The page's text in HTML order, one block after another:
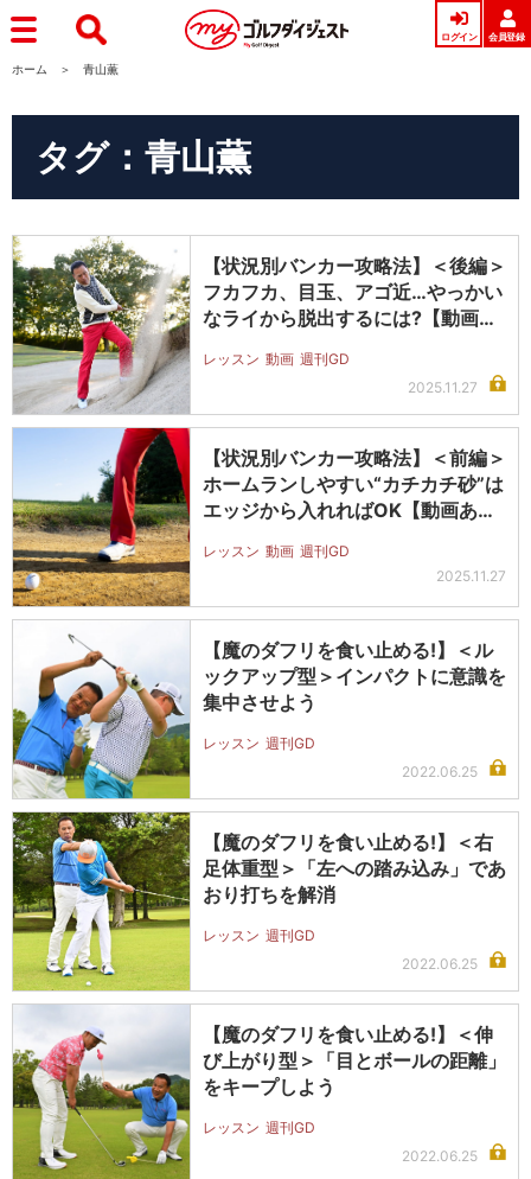
ログイン 会員登録
ホーム 青山薫
タグ：青山薫
【状況別バンカー攻略法】＜後編＞
フカフカ、目玉、アゴ近…やっかい
なライから脱出するには?【動画あ
レッスン 動画 週刊GD
2025.11.27
【状況別バンカー攻略法】＜前編＞
ホームランしやすい“カチカチ砂”は
エッジから入れればOK【動画あ
レッスン 動画 週刊GD
2025.11.27
【魔のダフリを食い止める!】＜ル
ックアップ型＞インパクトに意識を
集中させよう
レッスン 週刊GD
2022.06.25
【魔のダフリを食い止める!】＜右
足体重型＞「左への踏み込み」であ
おり打ちを解消
レッスン 週刊GD
2022.06.25
【魔のダフリを食い止める!】＜伸
び上がり型＞「目とボールの距離」
をキープしよう
レッスン 週刊GD
2022.06.25